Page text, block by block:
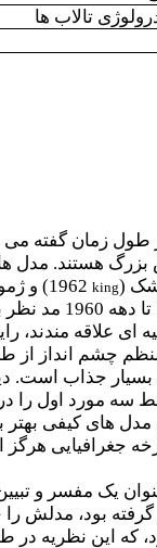
تالاب ها
طول زمان گفته
بزرگ هستند. مدل
king
مذکور، چهارچوب ها
انداز از
سه مورد اول
مدل های کیفی
جغرافیایی
یک مفسر و
گرفته بود،
که این نظریه